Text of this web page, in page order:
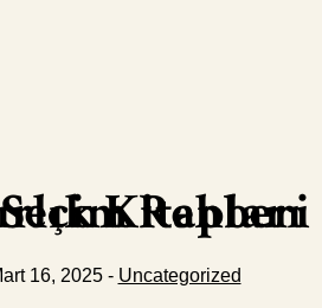
2025 İçin Seçim Rehberi
16, 2025 - Uncategorized